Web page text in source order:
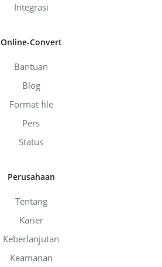
Integrasi
Online-Convert
Bantuan
Blog
Format file
Pers
Status
Perusahaan
Tentang
Karier
Keberlanjutan
Keamanan